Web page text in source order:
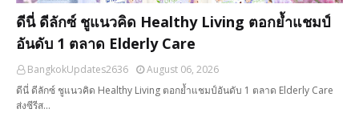
ดีนี่ ดีลักซ์ ชูแนวคิด Healthy Living ตอกย้ำแชมป์
อันดับ 1 ตลาด Elderly Care
BangkokUpdates2636
August 06, 2026
ดีนี่ ดีลักซ์ ชูแนวคิด Healthy Living ตอกย้ำแชมป์อันดับ 1 ตลาด Elderly Care
ส่งซีรีส…